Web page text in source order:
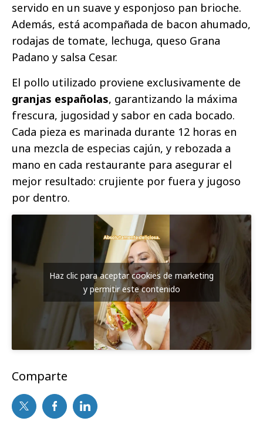
servido en un suave y esponjoso pan brioche.
Además, está acompañada de bacon ahumado,
rodajas de tomate, lechuga, queso Grana
Padano y salsa Cesar.
El pollo utilizado proviene exclusivamente de
granjas españolas, garantizando la máxima
frescura, jugosidad y sabor en cada bocado.
Cada pieza es marinada durante 12 horas en
una mezcla de especias cajún, y rebozada a
mano en cada restaurante para asegurar el
mejor resultado: crujiente por fuera y jugoso
por dentro.
Haz clic para aceptar cookies de marketing
y permitir este contenido
Comparte